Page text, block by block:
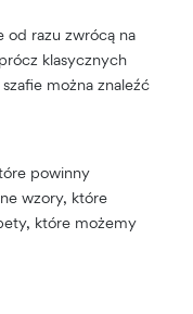
od razu zwrócą na
klasycznych
można znaleźć
powinny
wzory, które
które możemy